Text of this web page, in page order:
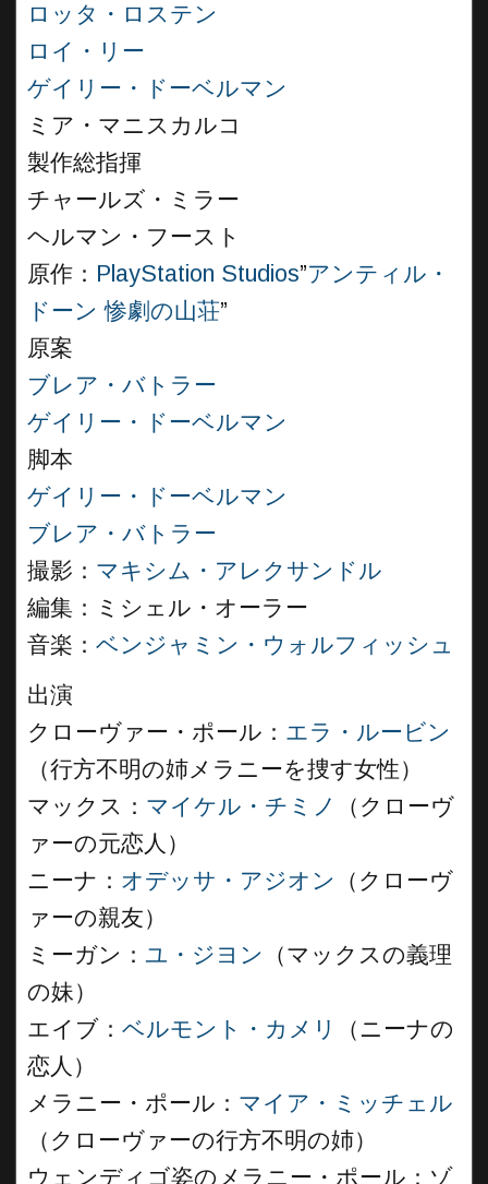
ロッタ・ロステン
ロイ・リー
ゲイリー・ドーベルマン
ミア・マニスカルコ
製作総指揮
チャールズ・ミラー
ヘルマン・フースト
原作： PlayStation Studios”アンティル・
ドーン 惨劇の山荘”
原案
ブレア・バトラー
ゲイリー・ドーベルマン
脚本
ゲイリー・ドーベルマン
ブレア・バトラー
撮影： マキシム・アレクサンドル
編集：ミシェル・オーラー
音楽： ベンジャミン・ウォルフィッシュ
出演
クローヴァー・ポール： エラ・ルービン
（行方不明の姉メラニーを捜す女性）
マックス： マイケル・チミノ
（クローヴ
ァーの元恋人）
ニーナ： オデッサ・アジオン
（クローヴ
ァーの親友）
ミーガン： ユ・ジヨン
（マックスの義理
の妹）
エイブ： ベルモント・カメリ
（ニーナの
恋人）
メラニー・ポール： マイア・ミッチェル
（クローヴァーの行方不明の姉）
ウェンディゴ姿のメラニー・ポール：ゾ